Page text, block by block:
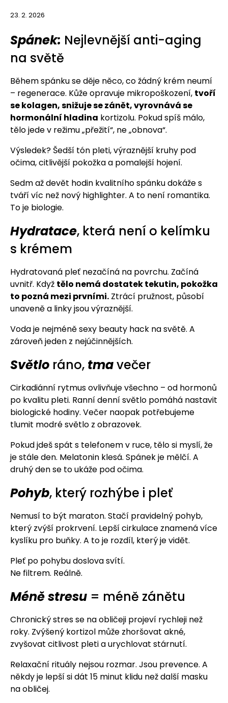
23. 2. 2026
Spánek: Nejlevnější anti-aging
na světě
Během spánku se děje něco, co žádný krém neumí
– regenerace. Kůže opravuje mikropoškození, tvoří
se kolagen, snižuje se zánět, vyrovnává se
hormonální hladina kortizolu. Pokud spíš málo,
tělo jede v režimu „přežití“, ne „obnova“.
Výsledek? Šedší tón pleti, výraznější kruhy pod
očima, citlivější pokožka a pomalejší hojení.
Sedm až devět hodin kvalitního spánku dokáže s
tváří víc než nový highlighter. A to není romantika.
To je biologie.
Hydratace, která není o kelímku
s krémem
Hydratovaná pleť nezačíná na povrchu. Začíná
uvnitř. Když tělo nemá dostatek tekutin, pokožka
to pozná mezi prvními. Ztrácí pružnost, působí
unaveně a linky jsou výraznější.
Voda je nejméně sexy beauty hack na světě. A
zároveň jeden z nejúčinnějších.
Světlo ráno, tmavečer
Cirkadiánní rytmus ovlivňuje všechno – od hormonů
po kvalitu pleti. Ranní denní světlo pomáhá nastavit
biologické hodiny. Večer naopak potřebujeme
tlumit modré světlo z obrazovek.
Pokud jdeš spát s telefonem v ruce, tělo si myslí, že
je stále den. Melatonin klesá. Spánek je mělčí. A
druhý den se to ukáže pod očima.
Pohyb, který rozhýbe i pleť
Nemusí to být maraton. Stačí pravidelný pohyb,
který zvýší prokrvení. Lepší cirkulace znamená více
kyslíku pro buňky. A to je rozdíl, který je vidět.
Pleť po pohybu doslova svítí.
Ne filtrem. Reálně.
Méně stresu = méně zánětu
Chronický stres se na obličeji projeví rychleji než
roky. Zvýšený kortizol může zhoršovat akné,
zvyšovat citlivost pleti a urychlovat stárnutí.
Relaxační rituály nejsou rozmar. Jsou prevence. A
někdy je lepší si dát 15 minut klidu než další masku
na obličej.